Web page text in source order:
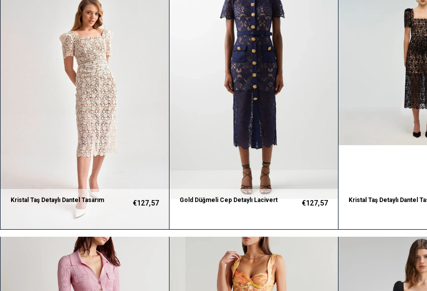
Kristal Taş Detaylı Dantel Tasarım
€127,57
Gold Düğmeli Cep Detaylı Lacivert
€127,57
Kristal Taş Detaylı Dantel